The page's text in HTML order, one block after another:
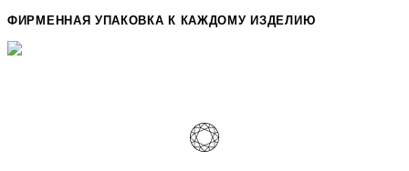
ФИРМЕННАЯ УПАКОВКА К КАЖДОМУ ИЗДЕЛИЮ